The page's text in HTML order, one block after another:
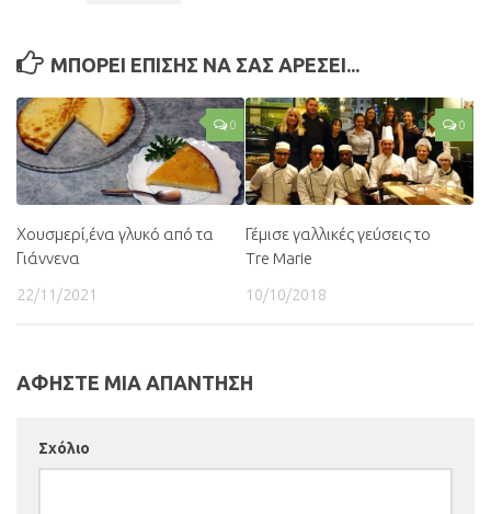
ΜΠΟΡΕΙ ΕΠΙΣΗΣ ΝΑ ΣΑΣ ΑΡΕΣΕΙ...
0
Χουσμερί,ένα γλυκό από τα
Γιάννενα
22/11/2021
0
Γέμισε γαλλικές γεύσεις το
Tre Marie
10/10/2018
ΑΦΗΣΤΕ ΜΙΑ ΑΠΑΝΤΗΣΗ
Σχόλιο